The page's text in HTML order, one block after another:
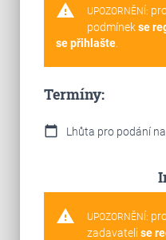
warning UPOZORNĚNÍ:
podmínekse
se přihlašte.
Termíny:
calendar_today Lhůta pro podání
warning UPOZORNĚNÍ:
zadavateli se